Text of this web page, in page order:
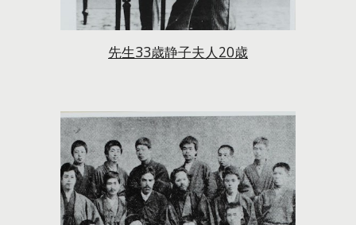
先生33歳静子夫人20歳